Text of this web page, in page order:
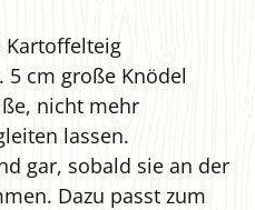
Kartoffelteig
cm große Knödel
nicht mehr
lassen.
gar, sobald sie an der
Dazu passt zum